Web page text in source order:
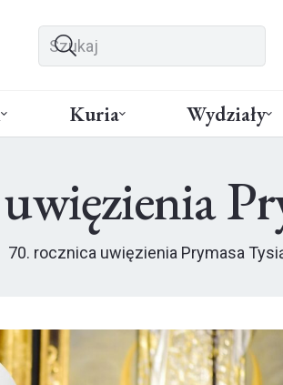
Kuria Wydziały
70. rocznica uwięzienia Prymasa